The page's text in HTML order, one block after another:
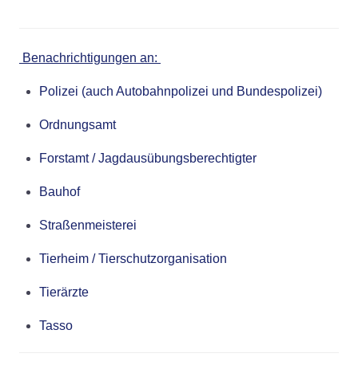
Benachrichtigungen an:
Polizei (auch Autobahnpolizei und Bundespolizei)
Ordnungsamt
Forstamt / Jagdausübungsberechtigter
Bauhof
Straßenmeisterei
Tierheim / Tierschutzorganisation
Tierärzte
Tasso